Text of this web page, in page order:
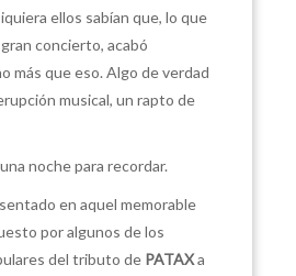
ellos sabían que, lo que
concierto, acabó
más que eso. Algo de verdad
musical, un rapto de
noche para recordar.
en aquel memorable
por algunos de los
del tributo de PATAXa